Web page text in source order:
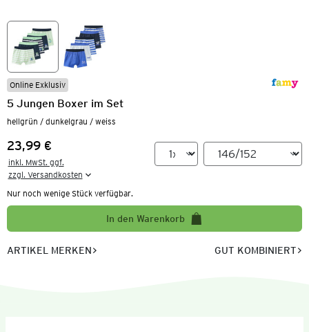
Online Exklusiv
5 Jungen Boxer im Set
hellgrün / dunkelgrau / weiss
Preis:
23,99 €
inkl. MwSt. ggf.
zzgl. Versandkosten
Nur noch wenige Stück verfügbar.
In den Warenkorb
ARTIKEL MERKEN GUT KOMBINIERT